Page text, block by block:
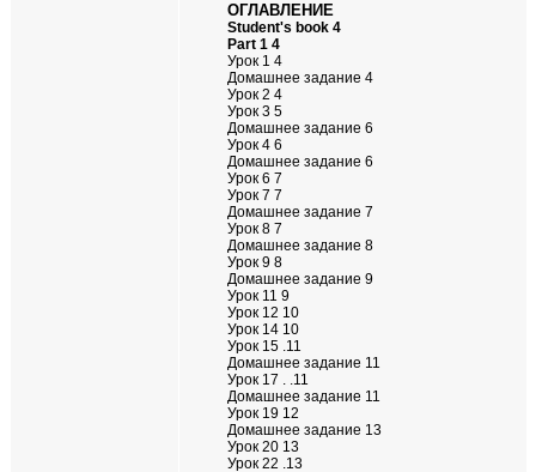
ОГЛАВЛЕНИЕ
Student's book 4
Part 1 4
Урок 1 4
Домашнее задание 4
Урок 2 4
Урок 3 5
Домашнее задание 6
Урок 4 6
Домашнее задание 6
Урок 6 7
Урок 7 7
Домашнее задание 7
Урок 8 7
Домашнее задание 8
Урок 9 8
Домашнее задание 9
Урок 11 9
Урок 12 10
Урок 14 10
Урок 15 .11
Домашнее задание 11
Урок 17 . .11
Домашнее задание 11
Урок 19 12
Домашнее задание 13
Урок 20 13
Урок 22 .13